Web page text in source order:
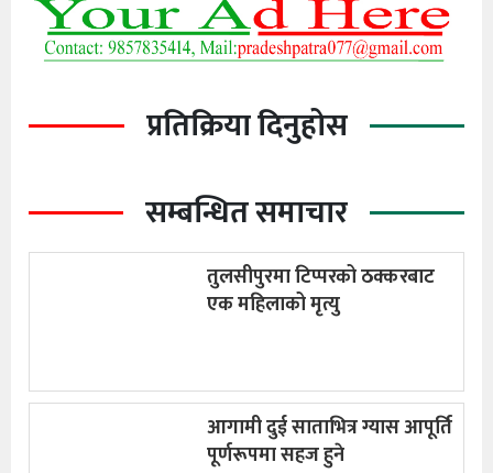
प्रतिक्रिया दिनुहोस
सम्बन्धित समाचार
तुलसीपुरमा टिप्परको ठक्करबाट
एक महिलाको मृत्यु
आगामी दुई साताभित्र ग्यास आपूर्ति
पूर्णरूपमा सहज हुने